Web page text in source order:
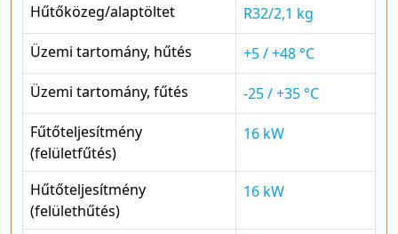
Hűtőközeg/alaptöltet
R32/2,1 kg
Üzemi tartomány, hűtés
+5 / +48 °C
Üzemi tartomány, fűtés
-25 / +35 °C
Fűtőteljesítmény
(felületfűtés)
16 kW
Hűtőteljesítmény
(felülethűtés)
16 kW